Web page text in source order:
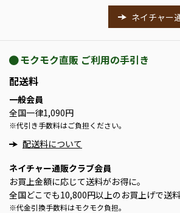
ネイチャー
モクモク直販 ご利用の手引き
配送料
一般会員
全国一律1,090円
※代引き手数料はご負担ください。
配送料について
ネイチャー通販クラブ会員
お買上金額に応じて送料がお得に。
全国どこでも10,800円以上のお買上げで送料
※代金引換手数料はモクモク負担。